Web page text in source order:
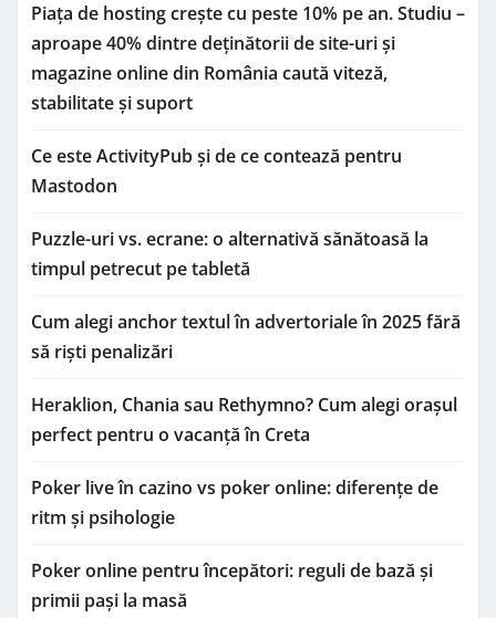
Piața de hosting crește cu peste 10% pe an. Studiu –
aproape 40% dintre deținătorii de site-uri și
magazine online din România caută viteză,
stabilitate și suport
Ce este ActivityPub și de ce contează pentru
Mastodon
Puzzle-uri vs. ecrane: o alternativă sănătoasă la
timpul petrecut pe tabletă
Cum alegi anchor textul în advertoriale în 2025 fără
să riști penalizări
Heraklion, Chania sau Rethymno? Cum alegi orașul
perfect pentru o vacanță în Creta
Poker live în cazino vs poker online: diferențe de
ritm și psihologie
Poker online pentru începători: reguli de bază și
primii pași la masă